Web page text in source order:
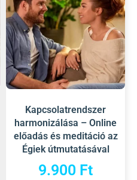
Kapcsolatrendszer
harmonizálása – Online
előadás és meditáció az
Égiek útmutatásával
9.900 Ft